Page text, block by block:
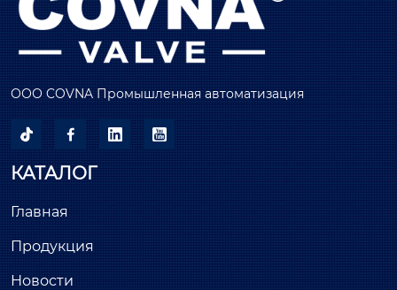
ООО COVNA Промышленная автоматизация
   
КАТАЛОГ
Главная
Продукция
Новости